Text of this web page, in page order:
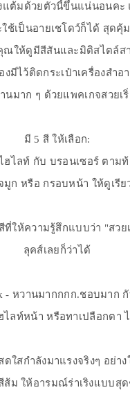
ต้มด้วยตัวนี้ขึ้นแน่นอนคะ
ใช้เป็นอายเชโดว์ก็ได้ สุด
ให้ดูมีสีสันและมิติสไตล์สา
มีไว้ติดกระเป๋าเครื่องสำอ
นมาก ๆ ด้วยแพคเกจสวยเ
มี 5 สี ให้เลือก:
ไลท์ กับ บรอนเซอร์ ตามท้
ก หรือ กรอบหน้า ให้ดูเรีย
สีที่ให้ความรู้สึกแบบว่า "สว
ลุคส์เลยก็ว่าได้
- หวานมากกกก.ชอบมาก
ลท์หน้า หรือทาเปลือกตา
ดใสกำลังมาแรงจริงๆ อย่า
ม ให้อารมณ์ร่าเริงแบบสุด